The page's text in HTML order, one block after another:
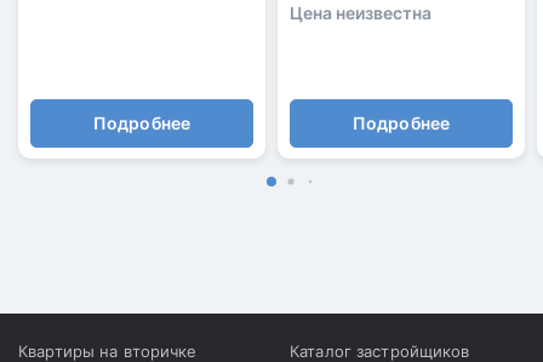
Подробнее
Цена неизвестна
Подробнее
Квартиры на вторичке
Каталог застройщиков